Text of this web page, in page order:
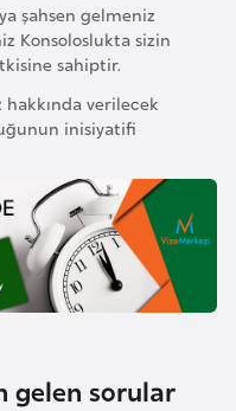
şahsen gelmeniz
Konsoloslukta sizin
sahiptir.
hakkında verilecek
inisiyatifi
gelen sorular